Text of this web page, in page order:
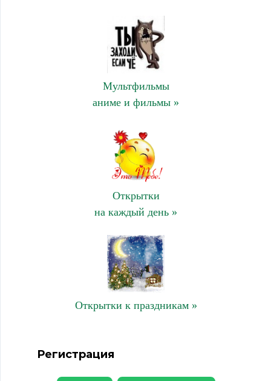
Мультфильмы
аниме и фильмы »
Открытки
на каждый день »
Открытки к праздникам »
Регистрация